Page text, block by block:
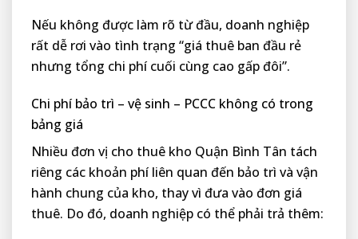
Nếu không được làm rõ từ đầu, doanh nghiệp
rất dễ rơi vào tình trạng “giá thuê ban đầu rẻ
nhưng tổng chi phí cuối cùng cao gấp đôi”.
Chi phí bảo trì – vệ sinh – PCCC không có trong
bảng giá
Nhiều đơn vị cho thuê kho Quận Bình Tân tách
riêng các khoản phí liên quan đến bảo trì và vận
hành chung của kho, thay vì đưa vào đơn giá
thuê. Do đó, doanh nghiệp có thể phải trả thêm: